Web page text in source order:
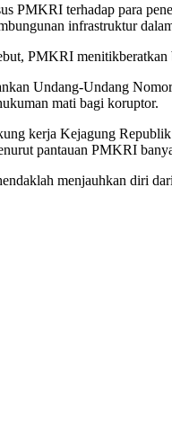
PMKRI terhadap para
infrastruktur
PMKRI
Undang-Undang
mati bagi koruptor.
kerja Kejagung
pantauan PMKRI
menjauhkan diri